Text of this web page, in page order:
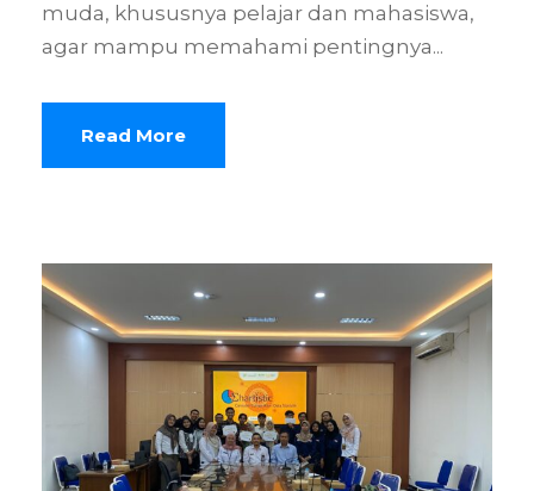
muda, khususnya pelajar dan mahasiswa,
agar mampu memahami pentingnya...
Read More